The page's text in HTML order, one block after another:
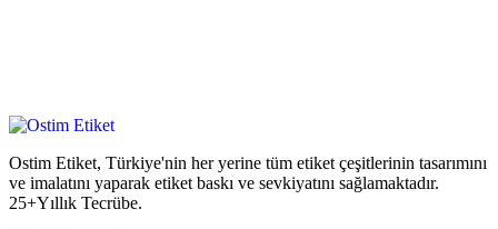
Ostim Etiket, Türkiye'nin her yerine tüm etiket çeşitlerinin tasarımını
ve imalatını yaparak etiket baskı ve sevkiyatını sağlamaktadır.
25+Yıllık Tecrübe.